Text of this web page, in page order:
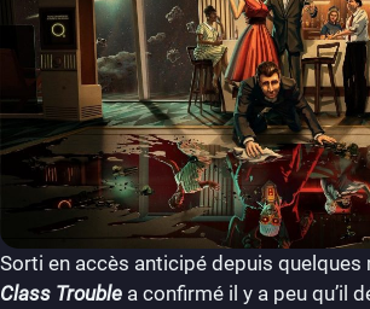
Sorti en accès anticipé depuis quelques
Class Trouble a confirmé il y a peu qu’il